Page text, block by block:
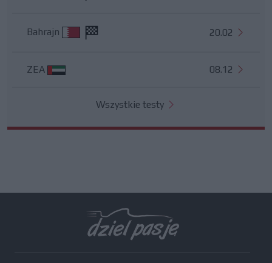
Bahrajn 20.02
ZEA 08.12
Wszystkie testy